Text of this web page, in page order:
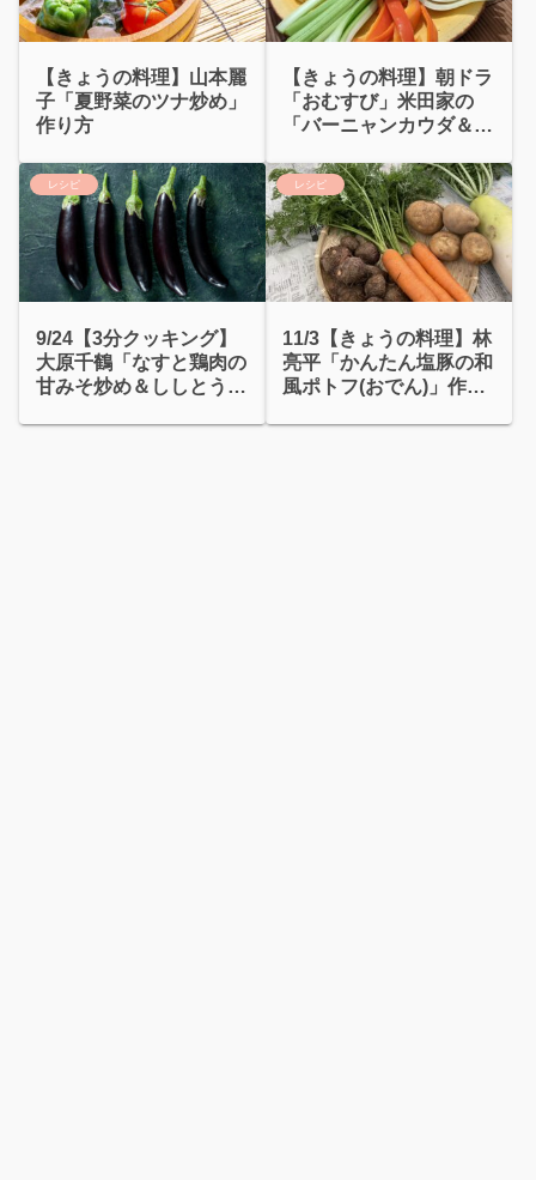
【きょうの料理】山本麗
子「夏野菜のツナ炒め」
作り方
【きょうの料理】朝ドラ
「おむすび」米田家の
「バーニャンカウダ＆ピ
レシピ
9/24【3分クッキング】
大原千鶴「なすと鶏肉の
甘みそ炒め＆ししとうの
レシピ
11/3【きょうの料理】林
亮平「かんたん塩豚の和
風ポトフ(おでん)」作り